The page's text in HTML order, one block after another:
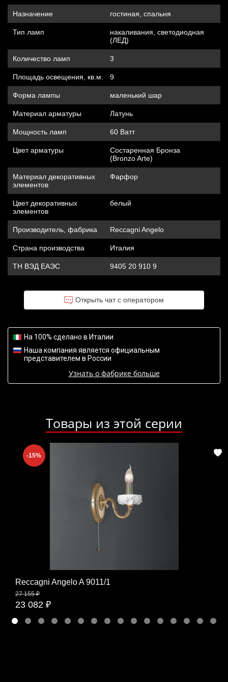
Назначение гостиная, спальня
Тип ламп
накаливания, cветодиодная
(ЛЕД)
Количество ламп 3
Площадь освещения, кв.м. 9
Форма лампы маленький шар
Материал арматуры Латунь
Мощность ламп 60 Ватт
Цвет арматуры
Состаренная Бронза
(Bronzo Arte)
Материал декоративных
элементов
Фарфор
Цвет декоративных
элементов
белый
Производитель, фабрика Reccagni Angelo
Страна производства Италия
ТН ВЭД ЕАЭС 9405 20 910 9
Открыть чат с оператором
На 100% сделано в Италии
Наша компания является официальным
представителем в России
Узнать о фабрике больше
Товары из этой серии
-15%
Reccagni Angelo A 9011/1
27 155 ₽
23 082 ₽